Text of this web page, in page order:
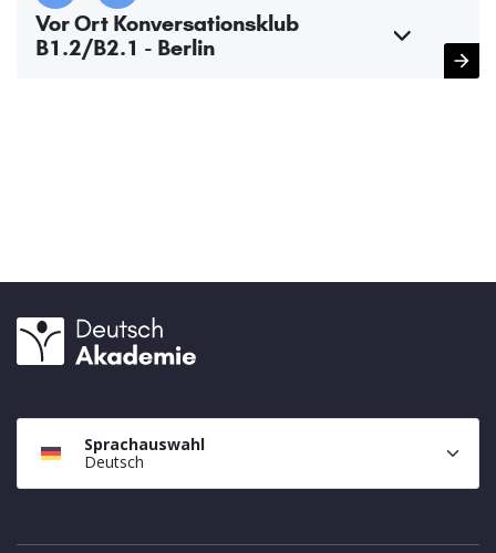
Vor Ort Konversationsklub
B1.2/B2.1 - Berlin
Sprachauswahl
Deutsch